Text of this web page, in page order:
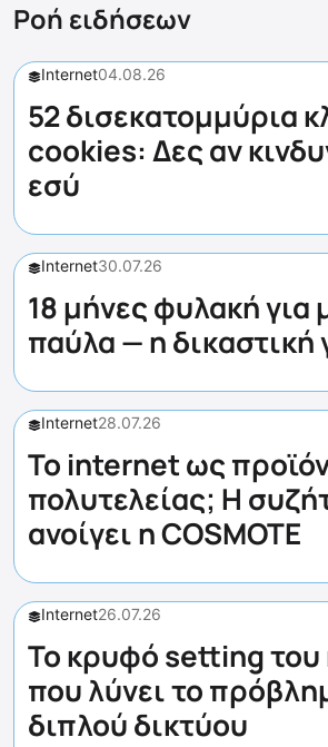
Ροή ειδήσεων
Internet04.08.26
52 δισεκατομμύρια
cookies: Δες αν
εσύ
Internet30.07.26
18 μήνες φυλακή για
παύλα — η δικαστική
Internet28.07.26
Το internet ως
πολυτελείας; Η
ανοίγει η COSMOTE
Internet26.07.26
Το κρυφό setting
που λύνει το
διπλού δικτύου